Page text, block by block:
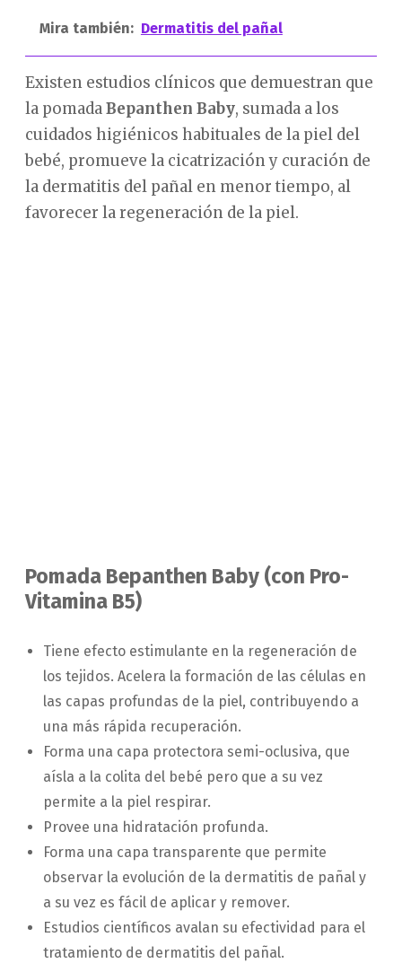
Mira también: Dermatitis del pañal
Existen estudios clínicos que demuestran que
la pomadaBepanthen Baby, sumada a los
cuidados higiénicos habituales de la piel del
bebé, promueve la cicatrización y curación de
la dermatitis del pañal en menor tiempo, al
favorecer la regeneración de la piel.
Pomada Bepanthen Baby (con Pro-
Vitamina B5)
Tiene efecto estimulante en la regeneración de
los tejidos. Acelera la formación de las células en
las capas profundas de la piel, contribuyendo a
una más rápida recuperación.
Forma una capa protectora semi-oclusiva, que
aísla a la colita del bebé pero que a su vez
permite a la piel respirar.
Provee una hidratación profunda.
Forma una capa transparente que permite
observar la evolución de la dermatitis de pañal y
a su vez es fácil de aplicar y remover.
Estudios científicos avalan su efectividad para el
tratamiento de dermatitis del pañal.